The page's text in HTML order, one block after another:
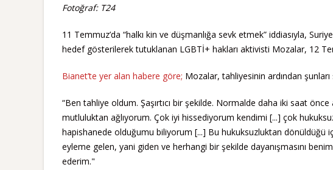
Fotoğraf: T24
11 Temmuz’da “halkı kin ve düşmanlığa sevk etmek” iddiasıyla,
hedef gösterilerek tutuklanan LGBTİ+ hakları aktivisti Mozalar, 12
Bianet’te yer alan habere göre; Mozalar, tahliyesinin ardından şunları
“Ben tahliye oldum. Şaşırtıcı bir şekilde. Normalde daha iki saat
mutluluktan ağlıyorum. Çok iyi hissediyorum kendimi [...] çok
hapishanede olduğumu biliyorum [...] Bu hukuksuzluktan dönüldüğü
eyleme gelen, yani giden ve herhangi bir şekilde dayanışmasını
ederim."